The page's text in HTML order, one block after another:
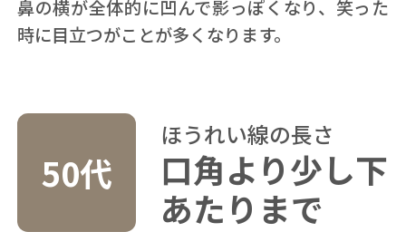
鼻の横が全体的に凹んで影っぽくなり、笑った
時に目立つがことが多くなります。
50代
ほうれい線の長さ
口角より少し下
あたりまで